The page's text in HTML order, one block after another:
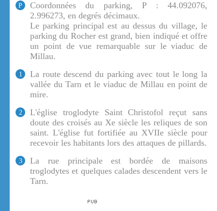
P
Coordonnées du parking, P : 44.092076,
2.996273, en degrés décimaux.
Le parking principal est au dessus du village, le
parking du Rocher est grand, bien indiqué et offre
un point de vue remarquable sur le viaduc de
Millau.
1
La route descend du parking avec tout le long la
vallée du Tarn et le viaduc de Millau en point de
mire.
2
L'église troglodyte Saint Christofol reçut sans
doute des croisés au Xe siècle les reliques de son
saint. L'église fut fortifiée au XVIIe siècle pour
recevoir les habitants lors des attaques de pillards.
3
La rue principale est bordée de maisons
troglodytes et quelques calades descendent vers le
Tarn.